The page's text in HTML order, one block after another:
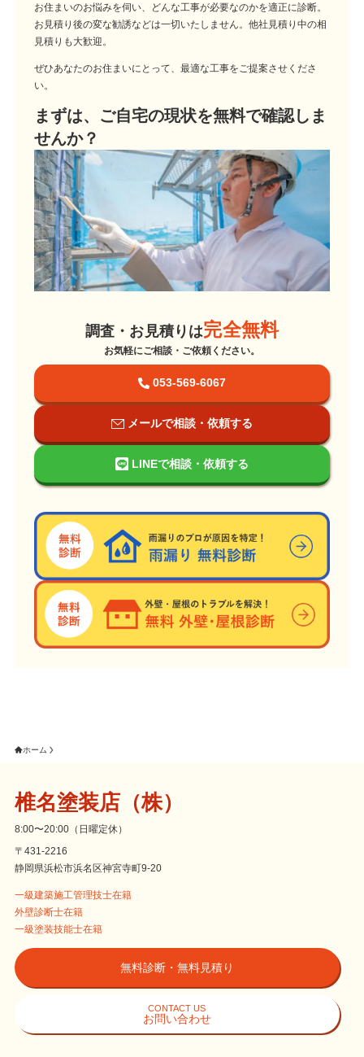
お住まいのお悩みを伺い、どんな工事が必要なのかを適正に診断。
お見積り後の変な勧誘などは一切いたしません。他社見積り中の相
見積りも大歓迎。
ぜひあなたのお住まいにとって、最適な工事をご提案させくださ
い。
まずは、ご自宅の現状を無料で確認しま
せんか？
調査・お見積りは完全無料
お気軽にご相談・ご依頼ください。
053-569-6067
メールで相談・依頼する
LINEで相談・依頼する
ホーム
椎名塗装店（株）
8:00〜20:00（日曜定休）
〒431-2216
静岡県浜松市浜名区神宮寺町9-20
一級建築施工管理技士在籍
外壁診断士在籍
一級塗装技能士在籍
無料診断・無料見積り
CONTACT US
お問い合わせ